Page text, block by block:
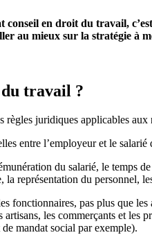
conseil en droit du travail,
au mieux sur la stratégie à
travail ?
règles juridiques applicables
entre l’employeur et le
du salarié, le temps
la représentation du personnel,
fonctionnaires, pas plus que
les commerçants et les
mandat social par exemple).